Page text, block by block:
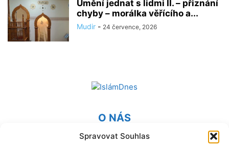
Spravovat Souhlas
Umění jednat s lidmi II. – přiznání
chyby – morálka věřícího a...
Mudir - 24 července, 2026
O NÁS
Provozovatel webu Islámská nadace v Praze. Blatská 1491